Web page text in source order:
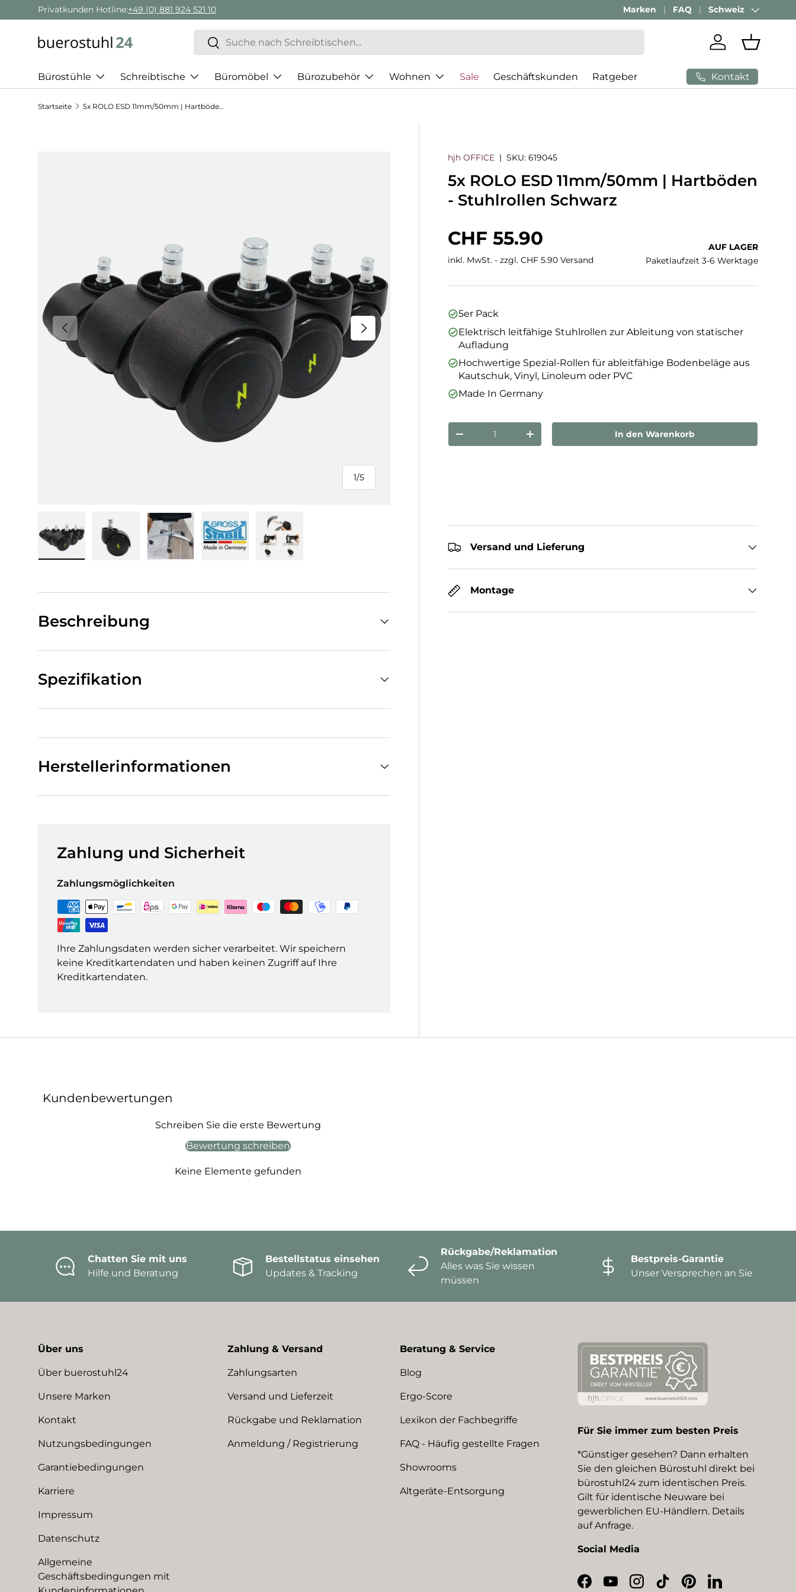
Direkt zum Inhalt
Privatkunden Hotline:+49 (0) 881 924 521 10 Marken FAQ Land/Region
Schweiz
Suchen
Suchen
Einloggen
Bürostühle Schreibtische Büromöbel Bürozubehör Wohnen Sale Geschäftskunden Ratgeber Kontakt
Startseite 5x ROLO ESD 11mm/50mm | Hartböden - Stuhlrollen
Vorherige
1/
von
5
Nächste
hjh OFFICE |SKU: 619045
5x ROLO ESD 11mm/50mm | Hartböden
- Stuhlrollen Schwarz
Normaler Preis
CHF 55.90
inkl. MwSt. - zzgl. CHF 5.90 Versand
AUF LAGER
Paketlaufzeit 3-6 Werktage
5er Pack
Elektrisch leitfähige Stuhlrollen zur Ableitung von statischer
Aufladung
Hochwertige Spezial-Rollen für ableitfähige Bodenbeläge aus
Kautschuk, Vinyl, Linoleum oder PVC
Made In Germany
Anzahl
Menge verringernMenge erhöhen In den Warenkorb
Versand und Lieferung
Montage
Beschreibung
Spezifikation
Herstellerinformationen
Zahlung und Sicherheit
Zahlungsmöglichkeiten
Ihre Zahlungsdaten werden sicher verarbeitet. Wir speichern
keine Kreditkartendaten und haben keinen Zugriff auf Ihre
Kreditkartendaten.
Kundenbewertungen
Schreiben Sie die erste Bewertung
Bewertung schreiben
Keine Elemente gefunden
Chatten Sie mit uns
Hilfe und Beratung
Bestellstatus einsehen
Updates & Tracking
Rückgabe/Reklamation
Alles was Sie wissen
müssen
Bestpreis-Garantie
Unser Versprechen an Sie
Über uns
Über buerostuhl24
Unsere Marken
Kontakt
Nutzungsbedingungen
Garantiebedingungen
Karriere
Impressum
Datenschutz
Allgemeine
Geschäftsbedingungen mit
Zahlung & Versand
Zahlungsarten
Versand und Lieferzeit
Rückgabe und Reklamation
Anmeldung / Registrierung
Beratung & Service
Blog
Ergo-Score
Lexikon der Fachbegriffe
FAQ - Häufig gestellte Fragen
Showrooms
Altgeräte-Entsorgung
Für Sie immer zum besten Preis
*Günstiger gesehen? Dann erhalten
Sie den gleichen Bürostuhl direkt bei
bürostuhl24 zum identischen Preis.
Gilt für identische Neuware bei
gewerblichen EU-Händlern. Details
auf Anfrage.
Social Media
Facebook
YouTubeInstagram
TikTokPinterestLinkedIn